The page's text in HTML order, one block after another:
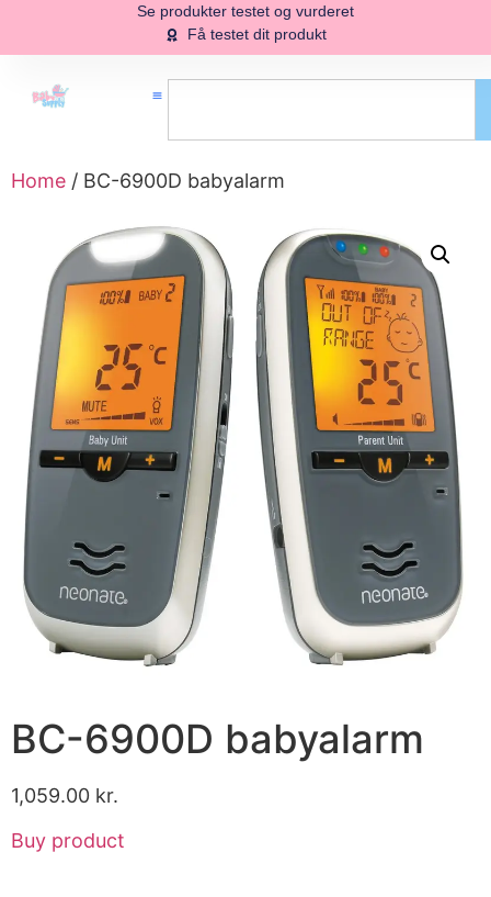
Se produkter testet og vurderet
Få testet dit produkt
Home / BC-6900D babyalarm
BC-6900D babyalarm
1,059.00 kr.
Buy product